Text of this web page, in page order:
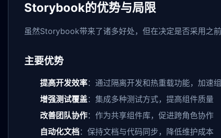
Storybook的优势与局限
虽然Storybook带来了诸多好处，但在决定是否采用之
主要优势
提高开发效率：通过隔离开发和热重载功能，加速
增强测试覆盖：集成多种测试方式，提高组件质量
改善团队协作：作为共享组件库，促进跨角色协作
自动化文档：保持文档与代码同步，降低维护成本